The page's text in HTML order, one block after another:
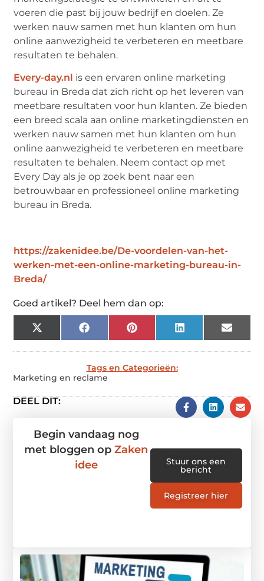
voeren die past bij jouw bedrijf en doelen. Ze
werken nauw samen met hun klanten om hun
online aanwezigheid te verbeteren en meetbare
resultaten te behalen.
Every-day.nl is een ervaren online marketing
bureau in Breda dat zich richt op het leveren van
meetbare resultaten voor hun klanten. Ze bieden
een breed scala aan online marketingdiensten en
werken nauw samen met hun klanten om hun
online aanwezigheid te verbeteren en meetbare
resultaten te behalen. Neem contact op met
Every Day als je op zoek bent naar een
betrouwbaar en professioneel online marketing
bureau in Breda.
https://zakenidee.be/De-voordelen-van-het-
werken-met-een-online-marketing-bureau-in-
Breda/
Goed artikel? Deel hem dan op:
X
(Twitter)
FacebookPinterestLinkedIn Email
Tags en Categorieën:
Marketing en reclame
DEEL DIT:
Begin vandaag nog
met bloggen opZaken
idee
Stuur ons een
bericht
Registreer hier